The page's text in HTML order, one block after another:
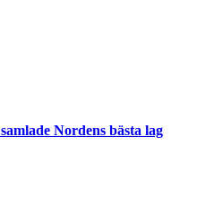
Nordens bästa lag